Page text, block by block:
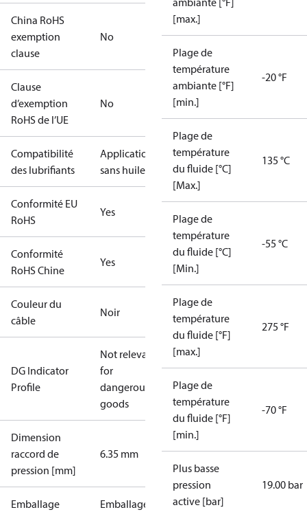
China RoHS
exemption
clause
No
Clause
d’exemption
RoHS de l’UE
No
Compatibilité
des lubrifiants
Applications
sans huile
Conformité EU
RoHS
Yes
Conformité
RoHS Chine
Yes
Couleur du
câble
Noir
DG Indicator
Profile
Not relevant
for
dangerous
goods
Dimension
raccord de
pression [mm]
6.35 mm
Emballage
Emballage
[max.]
Plage de
température
ambiante [°F]
[min.]
-20 °F
Plage de
température
du fluide [°C]
[Max.]
135 °C
Plage de
température
du fluide [°C]
[Min.]
-55 °C
Plage de
température
du fluide [°F]
[max.]
275 °F
Plage de
température
du fluide [°F]
[min.]
-70 °F
Plus basse
pression
active [bar]
19.00 bar